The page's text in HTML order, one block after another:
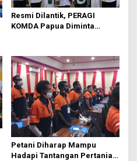
Resmi Dilantik, PERAGI
KOMDA Papua Diminta
Petani Diharap Mampu
Hadapi Tantangan Pertanian